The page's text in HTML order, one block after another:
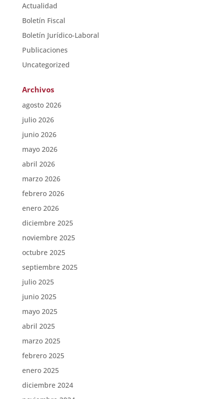
Actualidad
Boletín Fiscal
Boletín Jurídico-Laboral
Publicaciones
Uncategorized
Archivos
agosto 2026
julio 2026
junio 2026
mayo 2026
abril 2026
marzo 2026
febrero 2026
enero 2026
diciembre 2025
noviembre 2025
octubre 2025
septiembre 2025
julio 2025
junio 2025
mayo 2025
abril 2025
marzo 2025
febrero 2025
enero 2025
diciembre 2024